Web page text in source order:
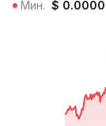
Мин. $